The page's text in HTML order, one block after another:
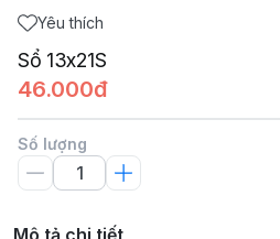
Yêu thích
Sổ 13x21S
46.000đ
Số lượng
Mô tả chi tiết